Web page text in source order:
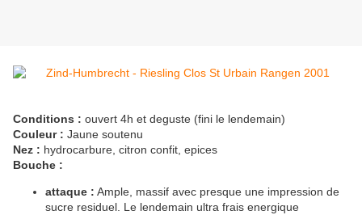
Conditions : ouvert 4h et deguste (fini le lendemain)
Couleur : Jaune soutenu
Nez : hydrocarbure, citron confit, epices
Bouche :
attaque : Ample, massif avec presque une impression de
sucre residuel. Le lendemain ultra frais energique